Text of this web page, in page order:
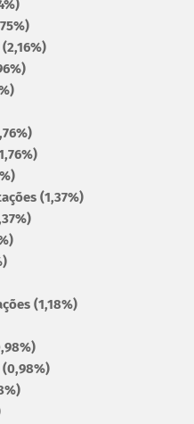
(1,37%)
(1,18%)